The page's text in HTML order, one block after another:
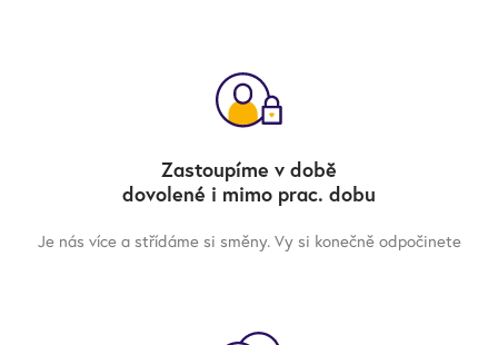
Zastoupíme v době
dovolené i mimo prac. dobu
Je nás více a střídáme si směny. Vy si konečně odpočinete